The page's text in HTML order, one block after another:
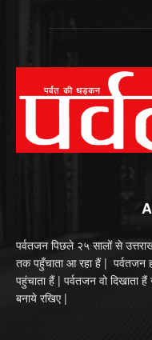
पर्वतजन पिछले २५ सालों से
तक पहुँचाता आ रहा हैं |
पहुंचाता हैं | पर्वतजन वो दिखाता
बनाये रखिए |